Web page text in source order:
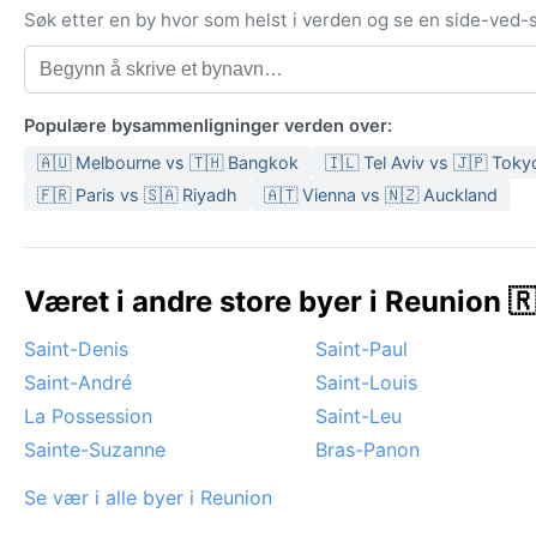
Søk etter en by hvor som helst i verden og se en side-
Populære bysammenligninger verden over:
🇦🇺 Melbourne vs 🇹🇭 Bangkok 🇮🇱 Tel Aviv vs 🇯🇵
🇫🇷 Paris vs 🇸🇦 Riyadh
🇦🇹 Vienna vs 🇳🇿 Auckland
Været i andre store byer i Reunion
Saint-Denis Saint-Paul
Saint-André
Saint-Louis
La Possession
Saint-Leu
Sainte-Suzanne
Bras-Panon
Se vær i alle byer i Reunion